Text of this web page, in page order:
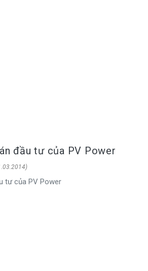
đầu tư của PV Power
tư của PV Power